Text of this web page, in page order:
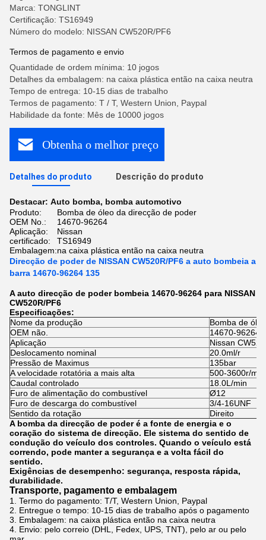
Marca: TONGLINT
Certificação: TS16949
Número do modelo: NISSAN CW520R/PF6
Termos de pagamento e envio
Quantidade de ordem mínima: 10 jogos
Detalhes da embalagem: na caixa plástica então na caixa neutra
Tempo de entrega: 10-15 dias de trabalho
Termos de pagamento: T / T, Western Union, Paypal
Habilidade da fonte: Mês de 10000 jogos
Obtenha o melhor preço
Detalhes do produto Descrição do produto
Destacar: Auto bomba, bomba automotivo
Produto:
Bomba de óleo da direcção de poder
OEM No.:
14670-96264
Aplicação:
Nissan
certificado:
TS16949
Embalagem:na caixa plástica então na caixa neutra
Direcção de poder de NISSAN CW520R/PF6 a auto bombeia a
barra 14670-96264 135
A auto direcção de poder bombeia 14670-96264 para NISSAN
CW520R/PF6
Especificações:
Nome da produção
Bomba de
OEM não.
14670-96264
Aplicação
Nissan
Deslocamento nominal
20.0ml/r
Pressão de Maximus
135bar
A velocidade rotatória a mais alta
500-3600r/min
Caudal controlado
18.0L/min
Furo de alimentação do combustível
Ø12
Furo de descarga do combustível
3/4-16UNF
Sentido da rotação
Direito
A bomba da direcção de poder é a fonte de energia e o
coração do sistema de direcção. Ele sistema do sentido de
condução do veículo dos controles. Quando o veículo está
correndo, pode manter a segurança e a volta fácil do
sentido.
Exigências de desempenho: segurança, resposta rápida,
durabilidade.
Transporte, pagamento e embalagem
1. Termo do pagamento: T/T, Western Union, Paypal
2. Entregue o tempo: 10-15 dias de trabalho após o pagamento
3. Embalagem: na caixa plástica então na caixa neutra
4. Envio: pelo correio (DHL, Fedex, UPS, TNT), pelo ar ou pelo